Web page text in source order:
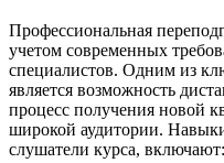
Профессиональная
учетом современных
специалистов. Одним из
является возможность
процесс получения новой
широкой аудитории.
слушатели курса, включают: